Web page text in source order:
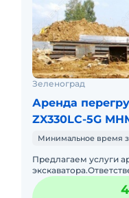
Зеленоград
Аренда
ZX330LC-5G
Минимальное время
Предлагаем услуги
опытом
тралами.Подача в